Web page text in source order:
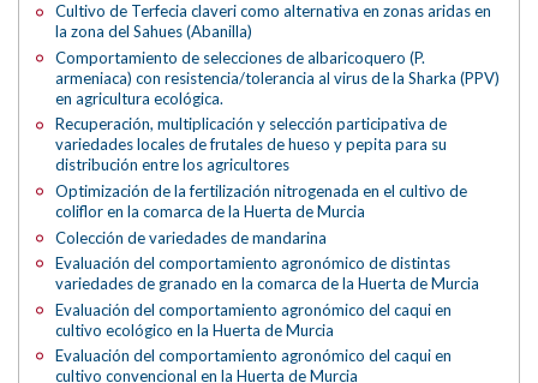
Cultivo de Terfecia claveri como alternativa en zonas aridas en
la zona del Sahues (Abanilla)
Comportamiento de selecciones de albaricoquero (P.
armeniaca) con resistencia/tolerancia al virus de la Sharka (PPV)
en agricultura ecológica.
Recuperación, multiplicación y selección participativa de
variedades locales de frutales de hueso y pepita para su
distribución entre los agricultores
Optimización de la fertilización nitrogenada en el cultivo de
coliflor en la comarca de la Huerta de Murcia
Colección de variedades de mandarina
Evaluación del comportamiento agronómico de distintas
variedades de granado en la comarca de la Huerta de Murcia
Evaluación del comportamiento agronómico del caqui en
cultivo ecológico en la Huerta de Murcia
Evaluación del comportamiento agronómico del caqui en
cultivo convencional en la Huerta de Murcia